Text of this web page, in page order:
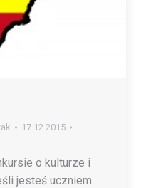
17.12.2015
o kulturze i
jesteś uczniem